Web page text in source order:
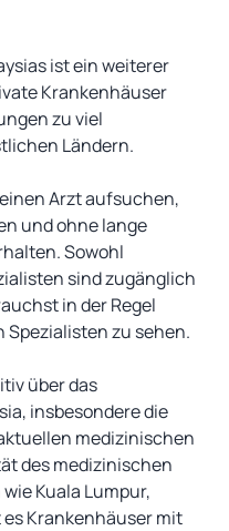
ist ein weiterer
Krankenhäuser
zu viel
Ländern.
Arzt aufsuchen,
und ohne lange
Sowohl
sind zugänglich
in der Regel
Spezialisten zu sehen.
über das
insbesondere die
medizinischen
des medizinischen
Kuala Lumpur,
Krankenhäuser mit